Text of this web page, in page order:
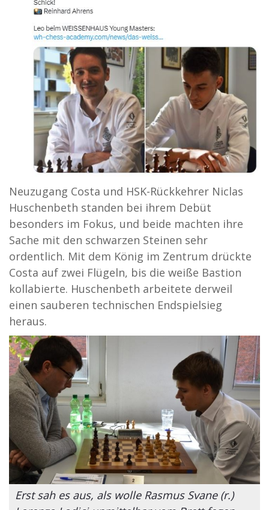
Neuzugang Costa und HSK-Rückkehrer Niclas
Huschenbeth standen bei ihrem Debüt
besonders im Fokus, und beide machten ihre
Sache mit den schwarzen Steinen sehr
ordentlich. Mit dem König im Zentrum drückte
Costa auf zwei Flügeln, bis die weiße Bastion
kollabierte. Huschenbeth arbeitete derweil
einen sauberen technischen Endspielsieg
heraus.
Erst sah es aus, als wolle Rasmus Svane (r.)